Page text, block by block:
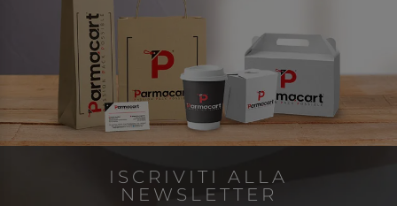
ISCRIVITI ALLA
NEWSLETTER